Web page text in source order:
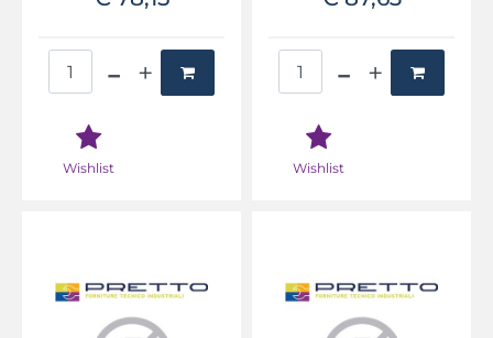
Wishlist Wishlist